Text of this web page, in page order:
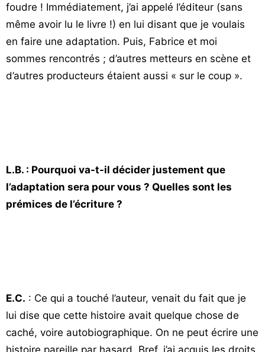
foudre ! Immédiatement, j’ai appelé l’éditeur (sans
même avoir lu le livre !) en lui disant que je voulais
en faire une adaptation. Puis, Fabrice et moi
sommes rencontrés ; d’autres metteurs en scène et
d’autres producteurs étaient aussi « sur le coup ».
L.B. : Pourquoi va-t-il décider justement que
l’adaptation sera pour vous ? Quelles sont les
prémices de l’écriture ?
E.C. : Ce qui a touché l’auteur, venait du fait que je
lui dise que cette histoire avait quelque chose de
caché, voire autobiographique. On ne peut écrire une
histoire pareille par hasard. Bref, j’ai acquis les droits,